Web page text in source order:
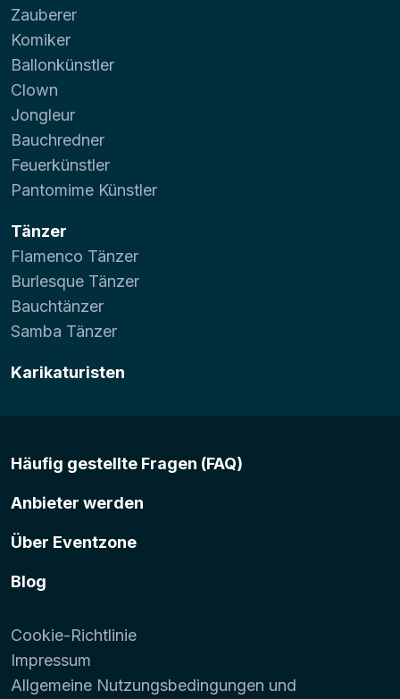
Zauberer
Komiker
Ballonkünstler
Clown
Jongleur
Bauchredner
Feuerkünstler
Pantomime Künstler
Tänzer
Flamenco Tänzer
Burlesque Tänzer
Bauchtänzer
Samba Tänzer
Karikaturisten
Häufig gestellte Fragen (FAQ)
Anbieter werden
Über Eventzone
Blog
Cookie-Richtlinie
Impressum
Allgemeine Nutzungsbedingungen und